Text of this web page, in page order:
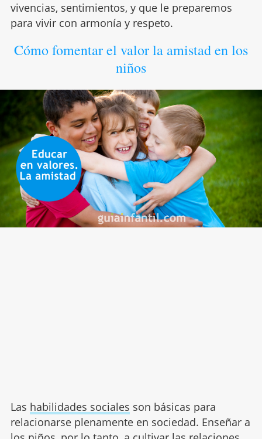
vivencias, sentimientos, y que le preparemos
para vivir con armonía y respeto.
Cómo fomentar el valor la amistad en los
niños
Las habilidades sociales son básicas para
relacionarse plenamente en sociedad. Enseñar a